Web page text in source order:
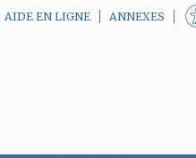
AIDE EN LIGNE ANNEXES